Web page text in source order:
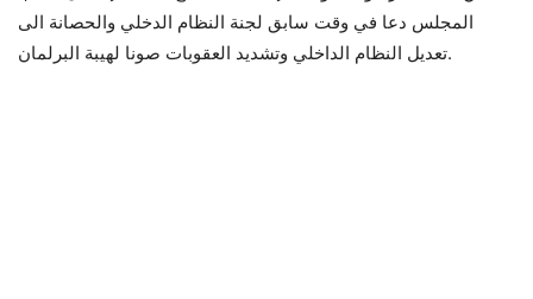
المجلس دعا في وقت سابق لجنة النظام الدخلي والحصانة الى
تعديل النظام الداخلي وتشديد العقوبات صونا لهيبة البرلمان.